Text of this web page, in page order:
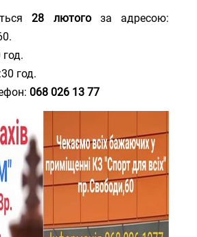
28 лютогоза адресою:
год.
068 026 13 77